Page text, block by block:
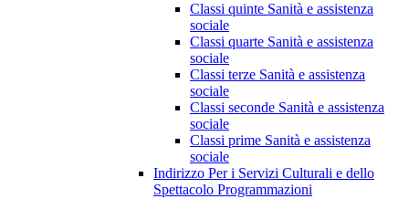
Classi quinte Sanità e assistenza
sociale
Classi quarte Sanità e assistenza
sociale
Classi terze Sanità e assistenza
sociale
Classi seconde Sanità e assistenza
sociale
Classi prime Sanità e assistenza
sociale
Indirizzo Per i Servizi Culturali e dello
Spettacolo Programmazioni